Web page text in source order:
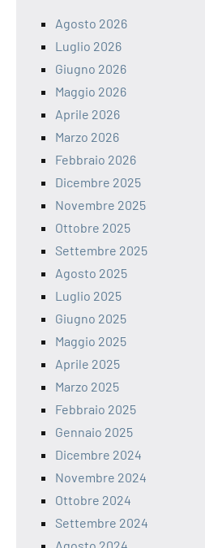
Agosto 2026
Luglio 2026
Giugno 2026
Maggio 2026
Aprile 2026
Marzo 2026
Febbraio 2026
Dicembre 2025
Novembre 2025
Ottobre 2025
Settembre 2025
Agosto 2025
Luglio 2025
Giugno 2025
Maggio 2025
Aprile 2025
Marzo 2025
Febbraio 2025
Gennaio 2025
Dicembre 2024
Novembre 2024
Ottobre 2024
Settembre 2024